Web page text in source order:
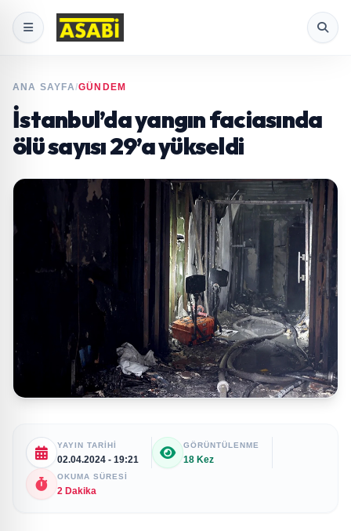
ANA SAYFA/GÜNDEM
İstanbul’da yangın faciasında
ölü sayısı 29’a yükseldi
YAYIN TARIHI
02.04.2024 - 19:21
GÖRÜNTÜLENME
18 Kez
OKUMA SÜRESI
2 Dakika